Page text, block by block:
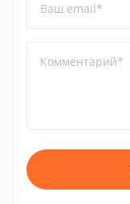
Ваш email*
Комментарий*